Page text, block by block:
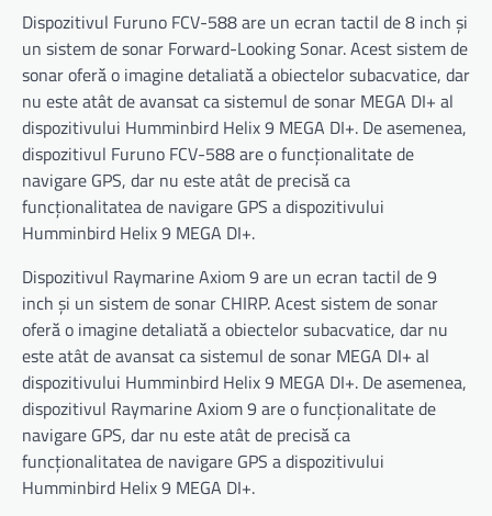
Dispozitivul Furuno FCV-588 are un ecran tactil de 8 inch și
un sistem de sonar Forward-Looking Sonar. Acest sistem de
sonar oferă o imagine detaliată a obiectelor subacvatice, dar
nu este atât de avansat ca sistemul de sonar MEGA DI+ al
dispozitivului Humminbird Helix 9 MEGA DI+. De asemenea,
dispozitivul Furuno FCV-588 are o funcționalitate de
navigare GPS, dar nu este atât de precisă ca
funcționalitatea de navigare GPS a dispozitivului
Humminbird Helix 9 MEGA DI+.
Dispozitivul Raymarine Axiom 9 are un ecran tactil de 9
inch și un sistem de sonar CHIRP. Acest sistem de sonar
oferă o imagine detaliată a obiectelor subacvatice, dar nu
este atât de avansat ca sistemul de sonar MEGA DI+ al
dispozitivului Humminbird Helix 9 MEGA DI+. De asemenea,
dispozitivul Raymarine Axiom 9 are o funcționalitate de
navigare GPS, dar nu este atât de precisă ca
funcționalitatea de navigare GPS a dispozitivului
Humminbird Helix 9 MEGA DI+.